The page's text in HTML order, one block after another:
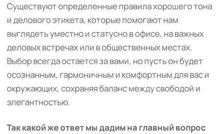
Существуют определенные правила хорошего тона
и делового этикета, которые помогают нам
выглядеть уместно и статусно в офисе, на важных
деловых встречах или в общественных местах.
Выбор всегда остается за вами, но пусть он будет
осознанным, гармоничным и комфортным для вас и
окружающих, сохраняя баланс между свободой и
элегантностью.
Так какой же ответ мы дадим на главный вопрос